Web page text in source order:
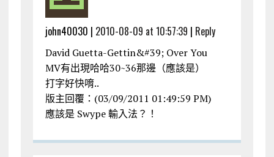
john40030 | 2010-08-09 at 10:57:39 | Reply
David Guetta-Gettin&#39; Over You
MV有出現哈哈30~36那邊（應該是）
打字好快唷..
版主回覆：(03/09/2011 01:49:59 PM)
應該是 Swype 輸入法？！